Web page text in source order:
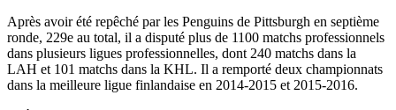
Après avoir été repêché par les Penguins de Pittsburgh en septième
ronde, 229e au total, il a disputé plus de 1100 matchs professionnels
dans plusieurs ligues professionnelles, dont 240 matchs dans la
LAH et 101 matchs dans la KHL. Il a remporté deux championnats
dans la meilleure ligue finlandaise en 2014-2015 et 2015-2016.